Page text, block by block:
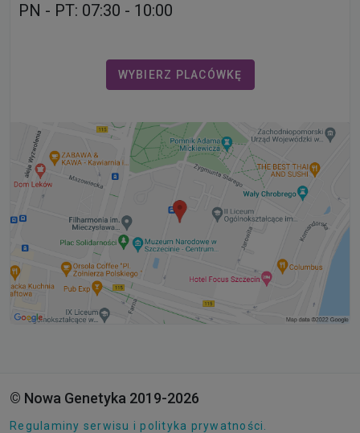
PN - PT: 07:30 - 10:00
WYBIERZ PLACÓWKĘ
© Nowa Genetyka 2019-2026
Regulaminy serwisu i polityka prywatności.